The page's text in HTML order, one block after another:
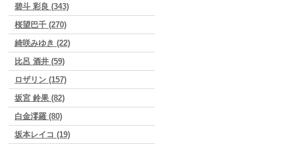
碧斗 彩良 (343)
桜望巴千 (270)
綺咲みゆき (22)
比呂 酒井 (59)
ロザリン (157)
坂宮 鈴果 (82)
白金澪羅 (80)
坂本レイコ (19)